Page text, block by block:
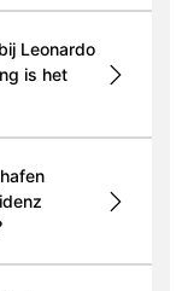
Leonardo
is het